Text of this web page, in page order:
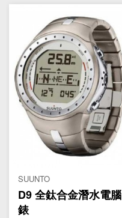
SUUNTO
D9 全鈦合金潛水電腦
錶